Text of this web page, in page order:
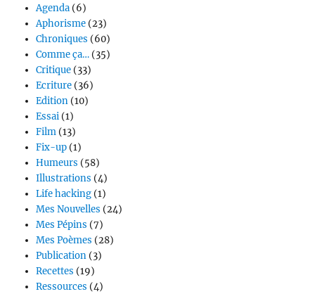
Agenda(6)
Aphorisme(23)
Chroniques (60)
Comme ça…(35)
Critique(33)
Ecriture(36)
Edition(10)
Essai(1)
Film(13)
Fix-up(1)
Humeurs (58)
Illustrations (4)
Life hacking(1)
Mes Nouvelles (24)
Mes Pépins (7)
Mes Poèmes (28)
Publication(3)
Recettes (19)
Ressources (4)